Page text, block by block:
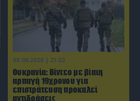
08.08.2026 | 21:02
Ουκρανία: Βίντεο με βίαιη
αρπαγή 19χρονου για
επιστράτευση προκαλεί
αντιδράσεις